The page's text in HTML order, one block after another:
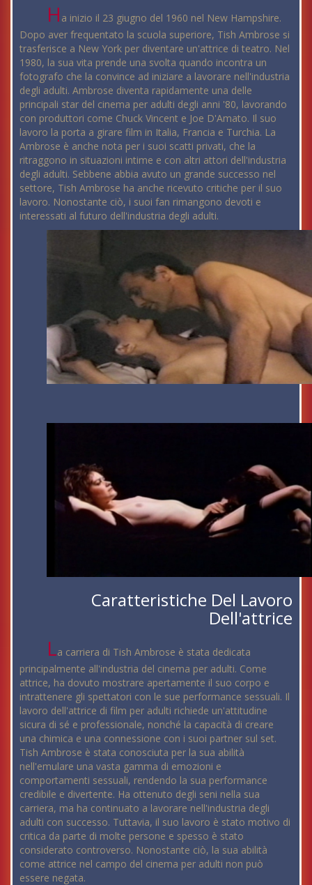
H a inizio il 23 giugno del 1960 nel New Hampshire.
Dopo aver frequentato la scuola superiore, Tish Ambrose si
trasferisce a New York per diventare un'attrice di teatro. Nel
1980, la sua vita prende una svolta quando incontra un
fotografo che la convince ad iniziare a lavorare nell'industria
degli adulti. Ambrose diventa rapidamente una delle
principali star del cinema per adulti degli anni '80, lavorando
con produttori come Chuck Vincent e Joe D'Amato. Il suo
lavoro la porta a girare film in Italia, Francia e Turchia. La
Ambrose è anche nota per i suoi scatti privati, che la
ritraggono in situazioni intime e con altri attori dell'industria
degli adulti. Sebbene abbia avuto un grande successo nel
settore, Tish Ambrose ha anche ricevuto critiche per il suo
lavoro. Nonostante ciò, i suoi fan rimangono devoti e
interessati al futuro dell'industria degli adulti.
Caratteristiche Del Lavoro
Dell'attrice
La carriera di Tish Ambrose è stata dedicata
principalmente all'industria del cinema per adulti. Come
attrice, ha dovuto mostrare apertamente il suo corpo e
intrattenere gli spettatori con le sue performance sessuali. Il
lavoro dell'attrice di film per adulti richiede un'attitudine
sicura di sé e professionale, nonché la capacità di creare
una chimica e una connessione con i suoi partner sul set.
Tish Ambrose è stata conosciuta per la sua abilità
nell'emulare una vasta gamma di emozioni e
comportamenti sessuali, rendendo la sua performance
credibile e divertente. Ha ottenuto degli seni nella sua
carriera, ma ha continuato a lavorare nell'industria degli
adulti con successo. Tuttavia, il suo lavoro è stato motivo di
critica da parte di molte persone e spesso è stato
considerato controverso. Nonostante ciò, la sua abilità
come attrice nel campo del cinema per adulti non può
essere negata.